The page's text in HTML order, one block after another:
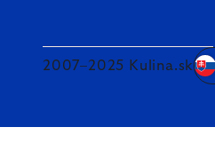
2007–2025 Kulina.sk